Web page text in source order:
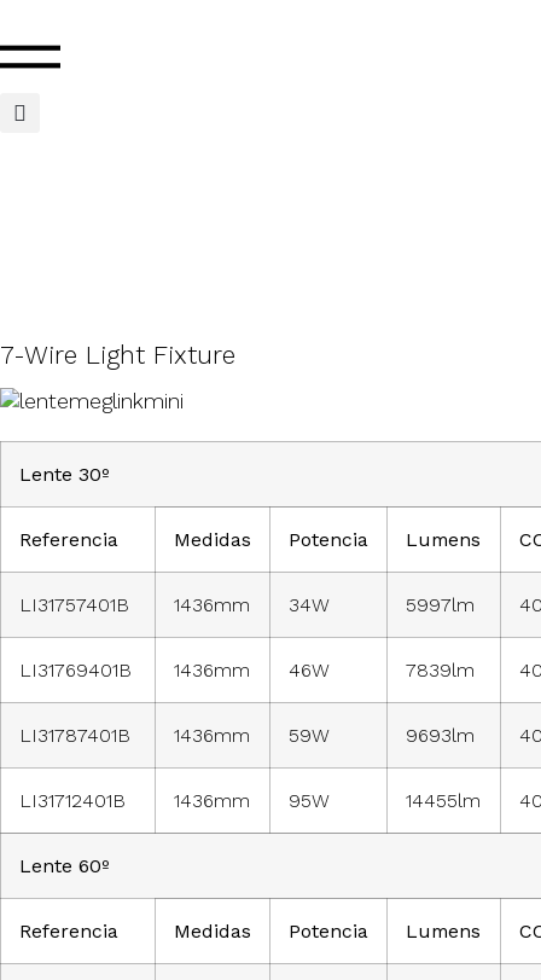
7-Wire Light Fixture
Lente 30º
Referencia Medidas Potencia Lumens
LI31757401B 1436mm 34W 5997lm
LI31769401B 1436mm 46W 7839lm
LI31787401B 1436mm 59W 9693lm
LI31712401B 1436mm 95W 14455lm
Lente 60º
Referencia Medidas Potencia Lumens